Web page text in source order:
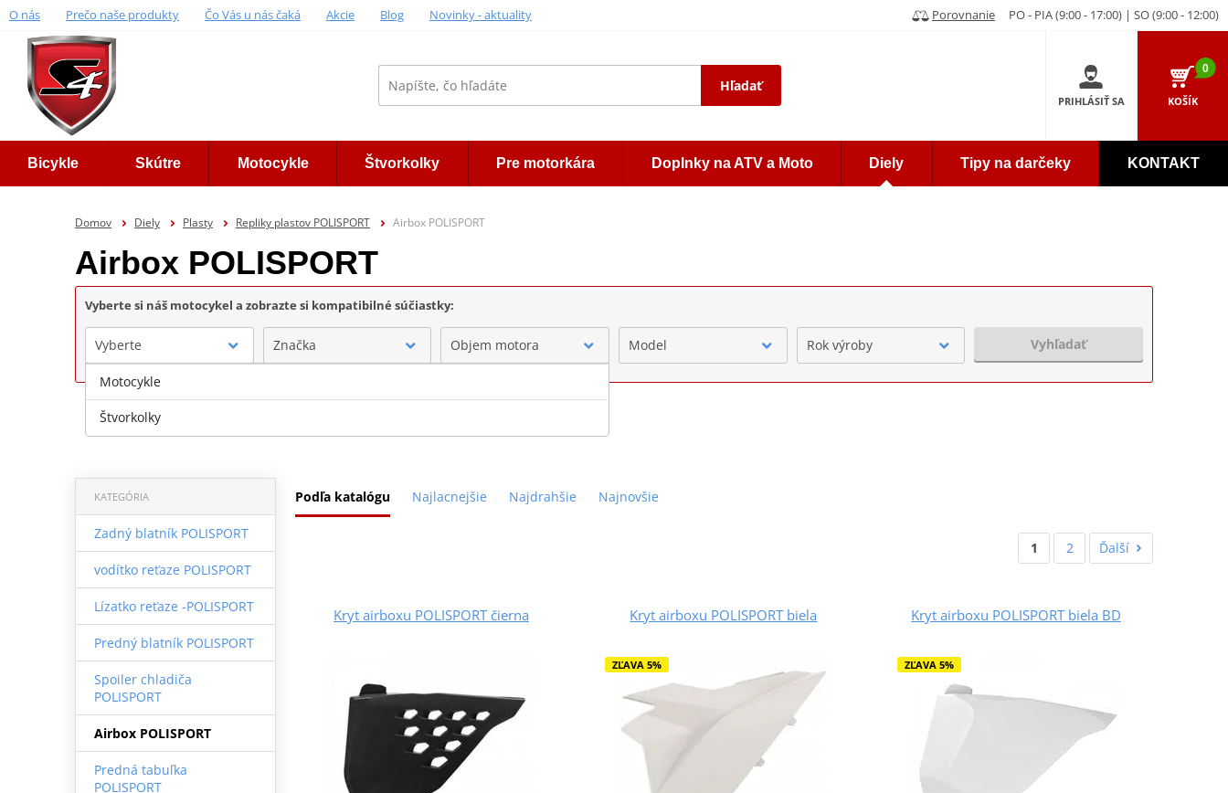
O nás Prečo naše produkty Čo Vás u nás čaká Akcie Blog Novinky - aktuality Porovnanie PO - PIA (9:00 - 17:00) | SO (9:00 - 12:00)
Hľadať
PRIHLÁSIŤ SA
0
KOŠÍK
Bicykle Skútre Motocykle Štvorkolky Pre motorkára Doplnky na ATV a Moto Diely Tipy na darčeky KONTAKT
Domov Diely Plasty Repliky plastov POLISPORT Airbox POLISPORT
Airbox POLISPORT
Vyberte si náš motocykel a zobrazte si kompatibilné súčiastky:
Vyberte Značka Objem motora Model Rok výroby Vyhľadať
Podľa katalógu Najlacnejšie Najdrahšie Najnovšie
KATEGÓRIA
Zadný blatník POLISPORT
vodítko reťaze POLISPORT
Lízatko reťaze -POLISPORT
Predný blatník POLISPORT
Spoiler chladiča
POLISPORT
Airbox POLISPORT
Predná tabuľka
POLISPORT
1 2 Ďalší
Kryt airboxu POLISPORT čierna Kryt airboxu POLISPORT biela
ZĽAVA 5%
Kryt airboxu POLISPORT biela BD
ZĽAVA 5%
Motocykle
Štvorkolky